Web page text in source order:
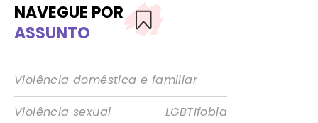
NAVEGUE POR
ASSUNTO
Violência doméstica e familiar
Violência sexual
|
LGBTIfobia